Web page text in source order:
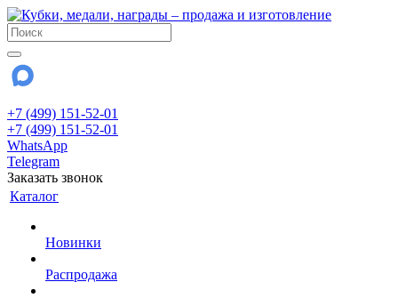
+7 (499) 151-52-01
+7 (499) 151-52-01
WhatsApp
Telegram
Заказать звонок
Каталог
Новинки
Распродажа